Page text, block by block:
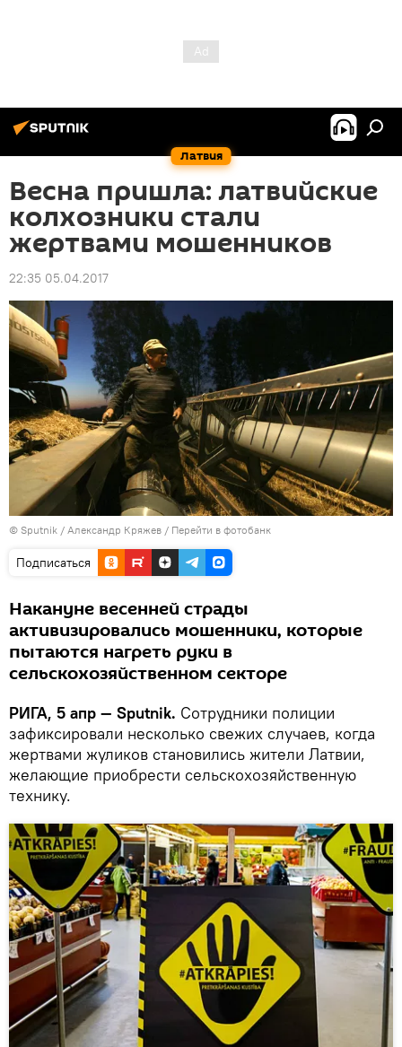
Латвия
Весна пришла: латвийские
колхозники стали
жертвами мошенников
22:35 05.04.2017
© Sputnik / Александр Кряжев / Перейти в фотобанк
Подписаться
Накануне весенней страды
активизировались мошенники, которые
пытаются нагреть руки в
сельскохозяйственном секторе
РИГА, 5 апр — Sputnik. Сотрудники полиции
зафиксировали несколько свежих случаев, когда
жертвами жуликов становились жители Латвии,
желающие приобрести сельскохозяйственную
технику.